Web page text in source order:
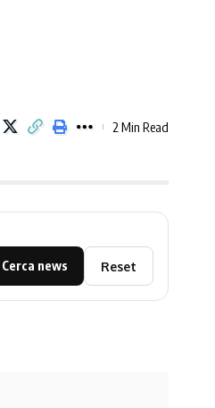
2 Min Read
Cerca news Reset